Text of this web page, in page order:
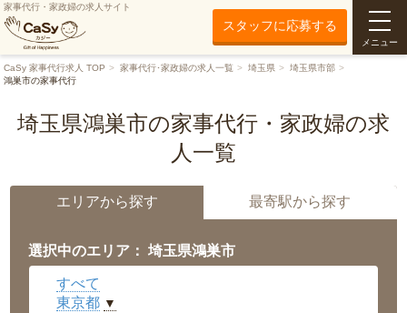
家事代行・家政婦の求人サイト
スタッフに応募する
メニュー
CaSy 家事代行求人 TOP 家事代行･家政婦の求人一覧 埼玉県
埼玉県市部
鴻巣市の家事代行
埼玉県鴻巣市の家事代行・家政婦の求
人一覧
エリアから探す 最寄駅から探す
選択中のエリア： 埼玉県鴻巣市
すべて
東京都 ▼